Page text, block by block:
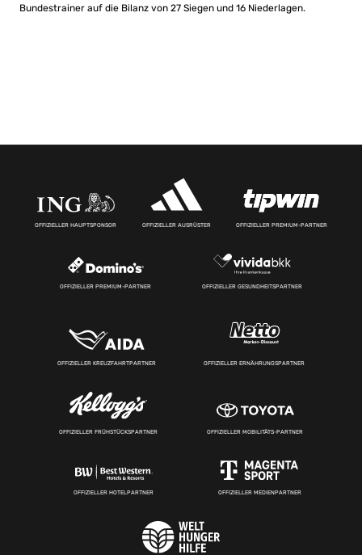
Bundestrainer auf die Bilanz von 27 Siegen und 16 Niederlagen.
OFFIZIELLER HAUPTSPONSOR OFFIZIELLER AUSRÜSTER OFFIZIELLER PREMIUM-PARTNER
OFFIZIELLER PREMIUM-PARTNER OFFIZIELLER GESUNDHEITSPARTNER
OFFIZIELLER KREUZFAHRTPARTNER OFFIZIELLER ERNÄHRUNGSPARTNER
OFFIZIELLER FRÜHSTÜCKSPARTNER OFFIZIELLER MOBILITÄTS-PARTNER
OFFIZIELLER HOTELPARTNER OFFIZIELLER MEDIENPARTNER